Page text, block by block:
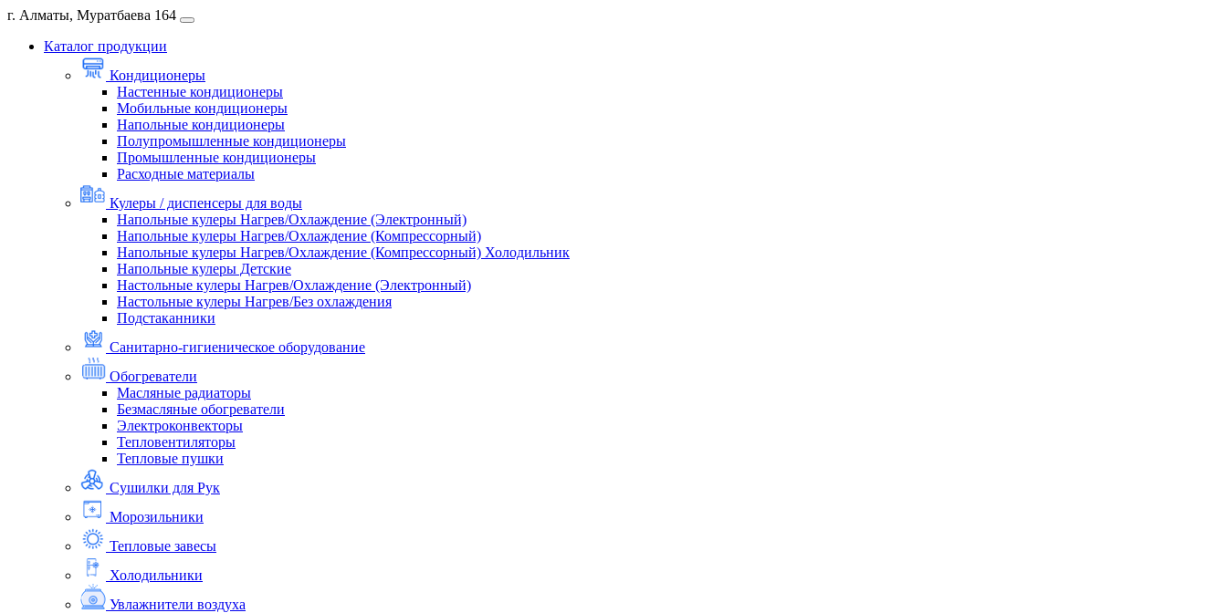
г. Алматы, Муратбаева 164
Каталог продукции
Кондиционеры
Настенные кондиционеры
Мобильные кондиционеры
Напольные кондиционеры
Полупромышленные кондиционеры
Промышленные кондиционеры
Расходные материалы
Кулеры / диспенсеры для воды
Напольные кулеры Нагрев/Охлаждение (Электронный)
Напольные кулеры Нагрев/Охлаждение (Компрессорный)
Напольные кулеры Нагрев/Охлаждение (Компрессорный) Холодильник
Напольные кулеры Детские
Настольные кулеры Нагрев/Охлаждение (Электронный)
Настольные кулеры Нагрев/Без охлаждения
Подстаканники
Санитарно-гигиеническое оборудование
Обогреватели
Масляные радиаторы
Безмасляные обогреватели
Электроконвекторы
Тепловентиляторы
Тепловые пушки
Сушилки для Рук
Морозильники
Тепловые завесы
Холодильники
Увлажнители воздуха